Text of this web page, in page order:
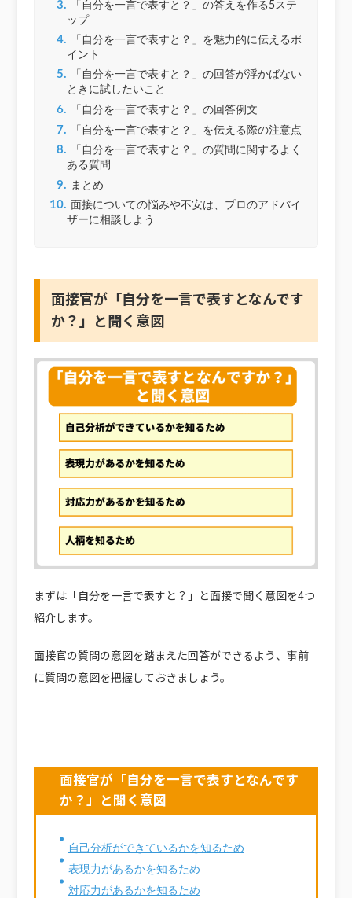
3. 「自分を一言で表すと？」の答えを作る5ステ
ップ
4. 「自分を一言で表すと？」を魅力的に伝えるポ
イント
5. 「自分を一言で表すと？」の回答が浮かばない
ときに試したいこと
6. 「自分を一言で表すと？」の回答例文
7. 「自分を一言で表すと？」を伝える際の注意点
8. 「自分を一言で表すと？」の質問に関するよく
ある質問
9. まとめ
10. 面接についての悩みや不安は、プロのアドバイ
ザーに相談しよう
面接官が「自分を一言で表すとなんです
か？」と聞く意図
まずは「自分を一言で表すと？」と面接で聞く意図を4つ
紹介します。
面接官の質問の意図を踏まえた回答ができるよう、事前
に質問の意図を把握しておきましょう。
面接官が「自分を一言で表すとなんです
か？」と聞く意図
自己分析ができているかを知るため
表現力があるかを知るため
対応力があるかを知るため